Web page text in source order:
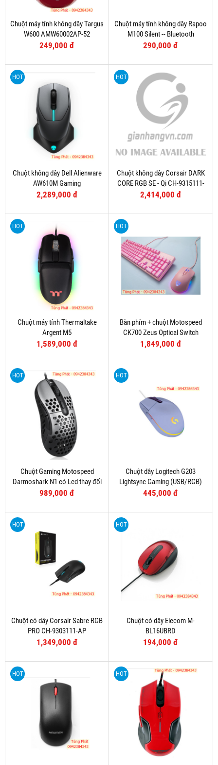
Chuột máy tính không dây Targus
W600 AMW60002AP-52
249,000 đ
Chuột máy tính không dây Rapoo
M100 Silent -- Bluetooth
290,000 đ
HOT
Chuột không dây Dell Alienware
AW610M Gaming
2,289,000 đ
HOT
Chuột không dây Corsair DARK
CORE RGB SE - Qi CH-9315111-
AP
2,414,000 đ
HOT
Chuột máy tính Thermaltake
Argent M5
1,589,000 đ
HOT
Bàn phím + chuột Motospeed
CK700 Zeus Optical Switch
(Hồng)
1,849,000 đ
HOT
Chuột Gaming Motospeed
Darmoshark N1 có Led thay đổi
theo DPI
989,000 đ
HOT
Chuột dây Logitech G203
Lightsync Gaming (USB/RGB)
Tím
445,000 đ
HOT
Chuột có dây Corsair Sabre RGB
PRO CH-9303111-AP
1,349,000 đ
HOT
Chuột có dây Elecom M-
BL16UBRD
194,000 đ
HOT HOT